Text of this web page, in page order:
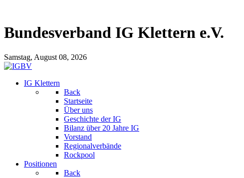
Bundesverband IG Klettern e.V.
Samstag, August 08, 2026
IG Klettern
Back
Startseite
Über uns
Geschichte der IG
Bilanz über 20 Jahre IG
Vorstand
Regionalverbände
Rockpool
Positionen
Back